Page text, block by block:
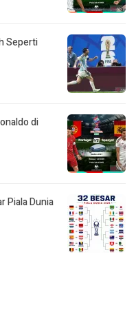
Seperti
di
Piala Dunia